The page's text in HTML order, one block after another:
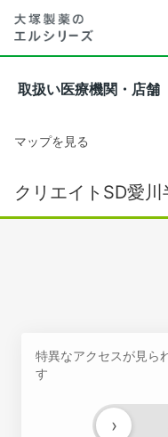
取扱い医療機関・店舗
マップを見る
クリエイトSD愛川
特異なアクセスが見ら
す
›